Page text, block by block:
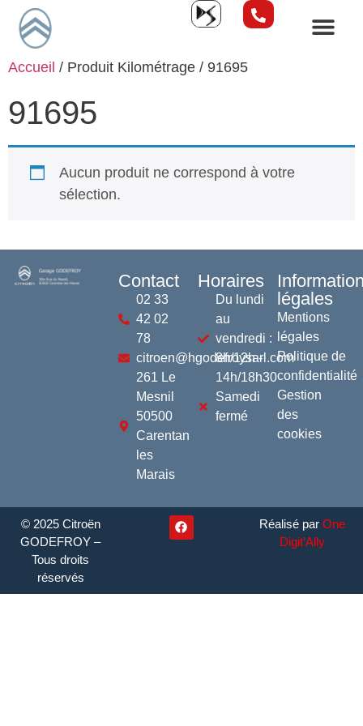
Accueil / Produit Kilométrage / 91695
91695
Aucun produit ne correspond à votre
sélection.
Contact
02 33
42 02
78
citroen@hgodefroysarl.com
261 Le
Mesnil
50500
Carentan
les
Marais
Horaires
Du lundi
au
vendredi :
8h/12h -
14h/18h30
Samedi
fermé
légales
Mentions
légales
Politique de
confidentialité
Gestion
des
cookies
© 2025 Citroën
GODEFROY –
Tous droits
réservés
Réalisé parOne
Digit’Ally